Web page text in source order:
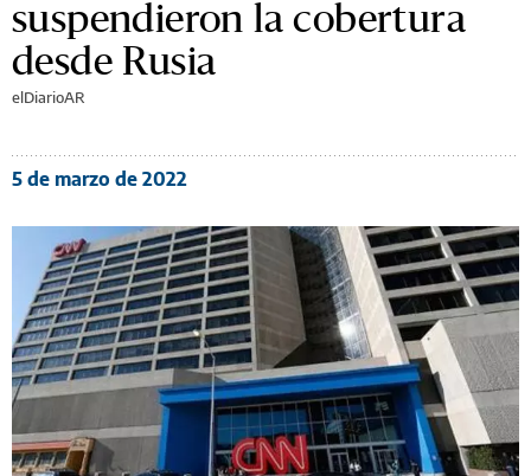
suspendieron la cobertura
desde Rusia
elDiarioAR
5 de marzo de 2022